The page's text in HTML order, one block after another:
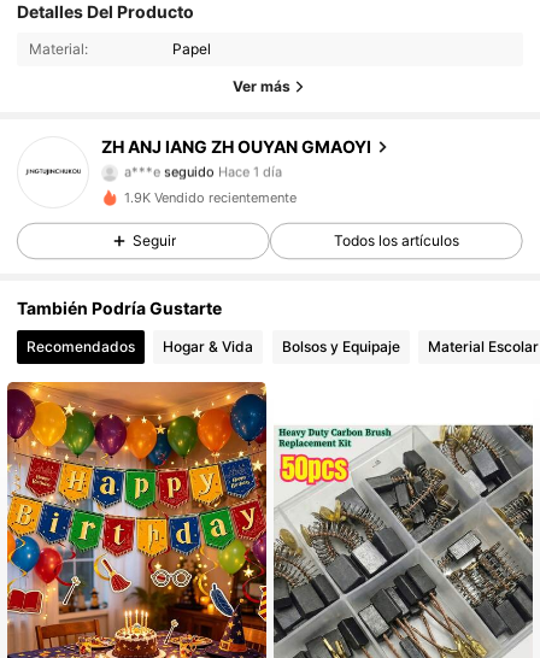
Detalles Del Producto
Material: Papel
Ver más
ZH ANJ IANG ZH OUYAN GMAOYI
4,70 10 Seguidores
a***eseguido Hace 1 día
4,70
10 Seguidores
4,70 10 Seguidores
4,70 10 Seguidores
1.9K Vendido recientemente
Seguir Todos los artículos
También Podría Gustarte
Recomendados Hogar & Vida Bolsos y Equipaje Material